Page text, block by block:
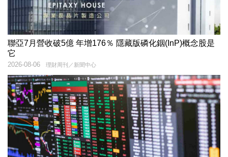
聯亞7月營收破5億 年增176％ 隱藏版磷化銦(InP)概念股是
它
理財周刊／新聞中心
2026-08-06